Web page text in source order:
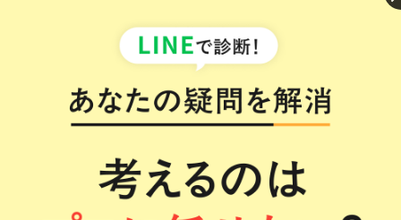
毎月開催しています。ご高齢の方など、当事務所まで訪
ねることが難しい方にも好評です。お気軽にご参加く
ださい。